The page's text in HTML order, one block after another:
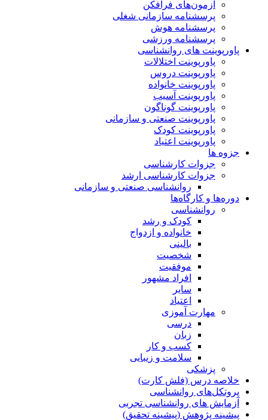
آزمون‌های فرافکن
پرسشنامه سازمانی شغلی
پرسشنامه هوش
پرسشنامه ورزشی
پاورپوینت های روانشناسی
پاورپوینت اختلالات
پاورپوینت دروس
پاورپوینت خانواده
پاورپوینت آسیب
پاورپوینت گوناگون
پاورپوینت صنعتی و سازمانی
پاورپوینت کودک
پاورپوینت اعتیاد
جزوه ها
جزوات کارشناسی
جزوات کارشناسی ارشد
روانشناسی صنعتی و سازمانی
دوره‌ها و کارگاه‌ها
روانشناسی
کودک و رشد
خانواده و ازدواج
بالینی
شخصیت
موفقیت
افراد مشهور
سایر
اعتیاد
مهارت آموزی
درسی
زبان
کسب و کار
سلامت و زیبایی
پزشکی
خلاصه درس (فلش کارت)
پروتکل‌های روانشناسی
آزمایش های روانشناسی تجربی
پیشینه پژوهش (پیشینه تحقیق)